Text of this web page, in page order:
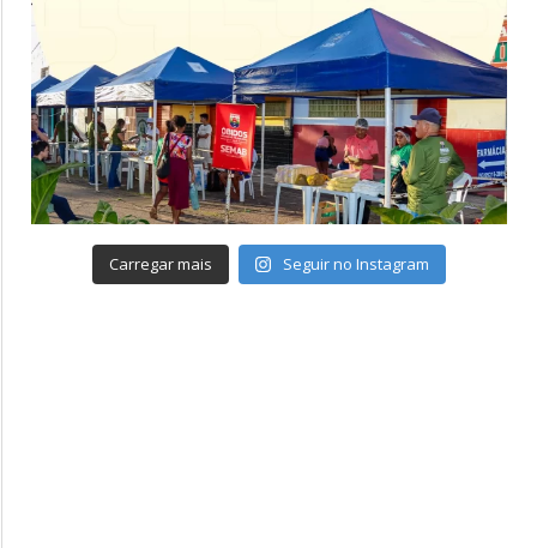
Carregar mais Seguir no Instagram